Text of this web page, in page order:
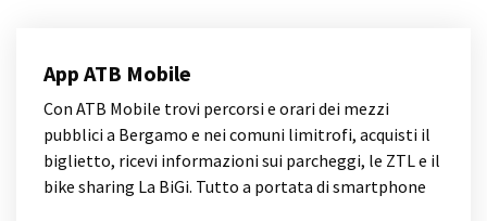
App ATB Mobile
Con ATB Mobile trovi percorsi e orari dei mezzi
pubblici a Bergamo e nei comuni limitrofi, acquisti il
biglietto, ricevi informazioni sui parcheggi, le ZTL e il
bike sharing La BiGi. Tutto a portata di smartphone